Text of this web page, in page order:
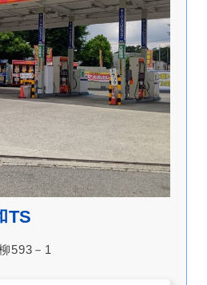
TS
593－1